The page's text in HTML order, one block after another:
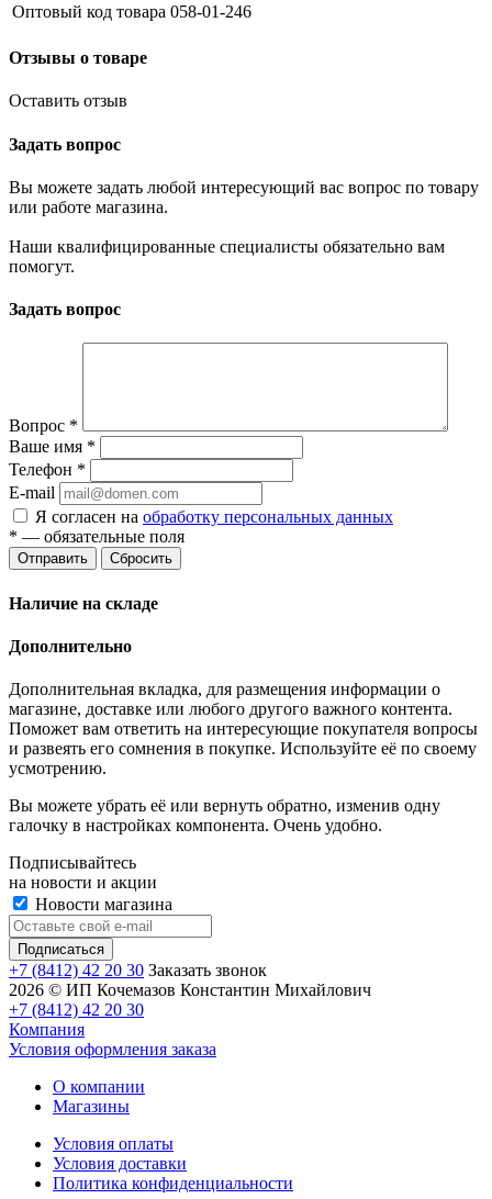
Оптовый код товара 058-01-246
Отзывы о товаре
Оставить отзыв
Задать вопрос
Вы можете задать любой интересующий вас вопрос по товару
или работе магазина.
Наши квалифицированные специалисты обязательно вам
помогут.
Задать вопрос
Вопрос *
Ваше имя *
Телефон *
E-mail
Я согласен на обработку персональных данных
* — обязательные поля
Отправить Сбросить
Наличие на складе
Дополнительно
Дополнительная вкладка, для размещения информации о
магазине, доставке или любого другого важного контента.
Поможет вам ответить на интересующие покупателя вопросы
и развеять его сомнения в покупке. Используйте её по своему
усмотрению.
Вы можете убрать её или вернуть обратно, изменив одну
галочку в настройках компонента. Очень удобно.
Подписывайтесь
на новости и акции
Новости магазина
+7 (8412) 42 20 30 Заказать звонок
2026 © ИП Кочемазов Константин Михайлович
+7 (8412) 42 20 30
Компания
Условия оформления заказа
О компании
Магазины
Условия оплаты
Условия доставки
Политика конфиденциальности